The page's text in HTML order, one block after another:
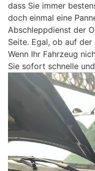
dass Sie immer
doch einmal eine
Abschleppdienst der
Seite. Egal, ob auf
Wenn Ihr Fahrzeug
Sie sofort schnelle